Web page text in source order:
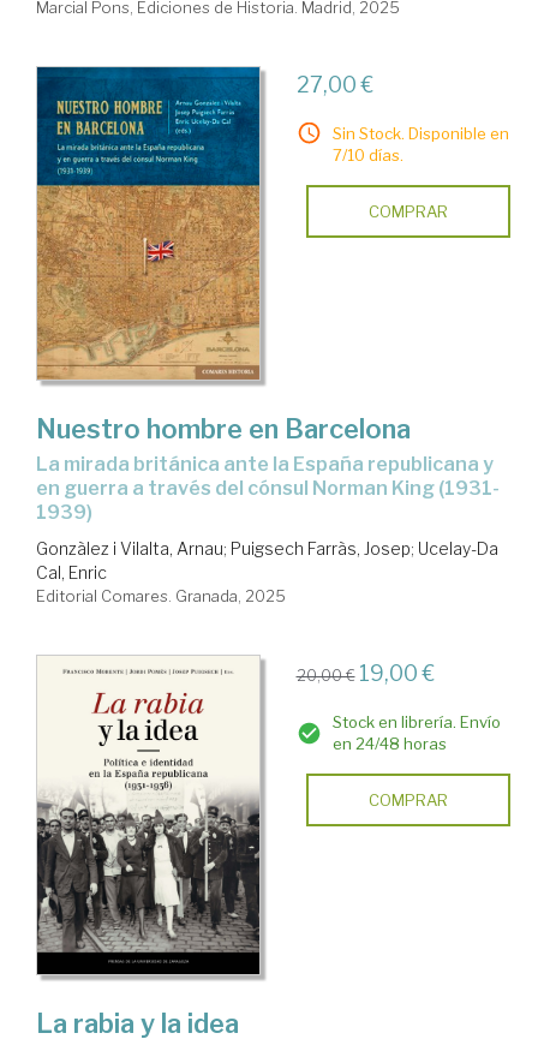
Marcial Pons, Ediciones de Historia. Madrid, 2025
27,00 €
Sin Stock. Disponible en
7/10 días.
COMPRAR
Nuestro hombre en Barcelona
La mirada británica ante la España republicana y
en guerra a través del cónsul Norman King (1931-
1939)
Gonzàlez i Vilalta, Arnau; Puigsech Farràs, Josep; Ucelay-Da
Cal, Enric
Editorial Comares. Granada, 2025
20,00 € 19,00 €
Stock en librería. Envío
en 24/48 horas
COMPRAR
La rabia y la idea